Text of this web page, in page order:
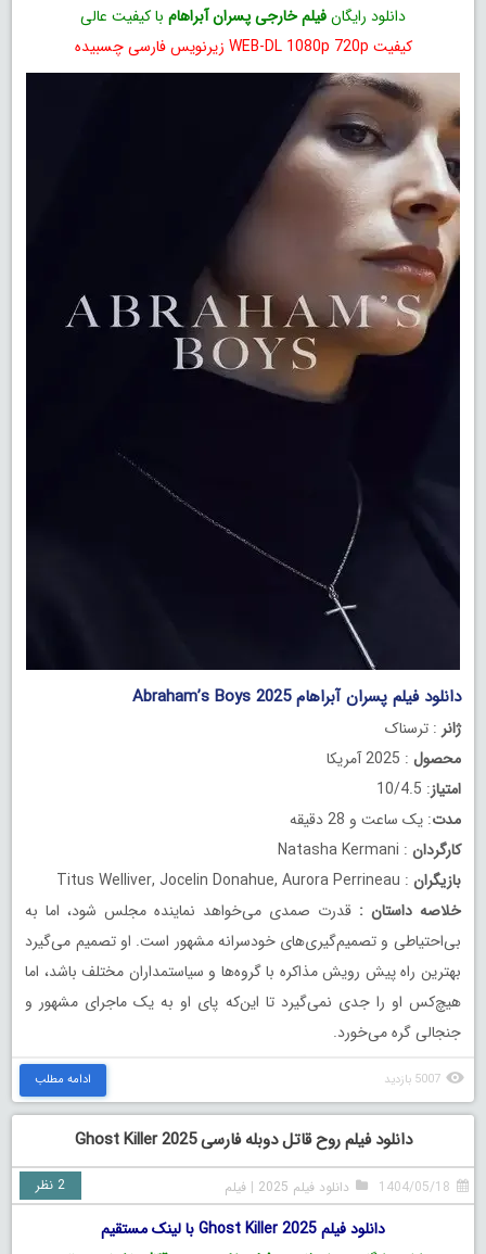
دانلود رایگانفیلم خارجی پسران آبراهام با کیفیت عالی
کیفیت WEB-DL 1080p 720p زیرنویس فارسی چسبیده
دانلود فیلم پسران آبراهام Abraham’s Boys 2025
ژانر : ترسناک
محصول : 2025 آمریکا
امتیاز: 10/4.5
مدت: یک ساعت و 28 دقیقه
کارگردان : Natasha Kermani
بازیگران : Titus Welliver, Jocelin Donahue, Aurora Perrineau
خلاصه داستان : قدرت صمدی می‌خواهد نماینده مجلس شود، اما به
بی‌احتیاطی و تصمیم‌گیری‌های خودسرانه مشهور است. او تصمیم می‌گیرد
بهترین راه پیش رویش مذاکره با گروه‌ها و سیاستمداران مختلف باشد، اما
هیچ‌کس او را جدی نمی‌گیرد تا این‌که پای او به یک ماجرای مشهور و
جنجالی گره می‌خورد.
5007 بازدید ادامه مطلب
دانلود فیلم روح قاتل دوبله فارسی Ghost Killer 2025
1404/05/18 دانلود فیلم 2025 |فیلم 2 نظر
دانلود فیلم Ghost Killer 2025 با لینک مستقیم